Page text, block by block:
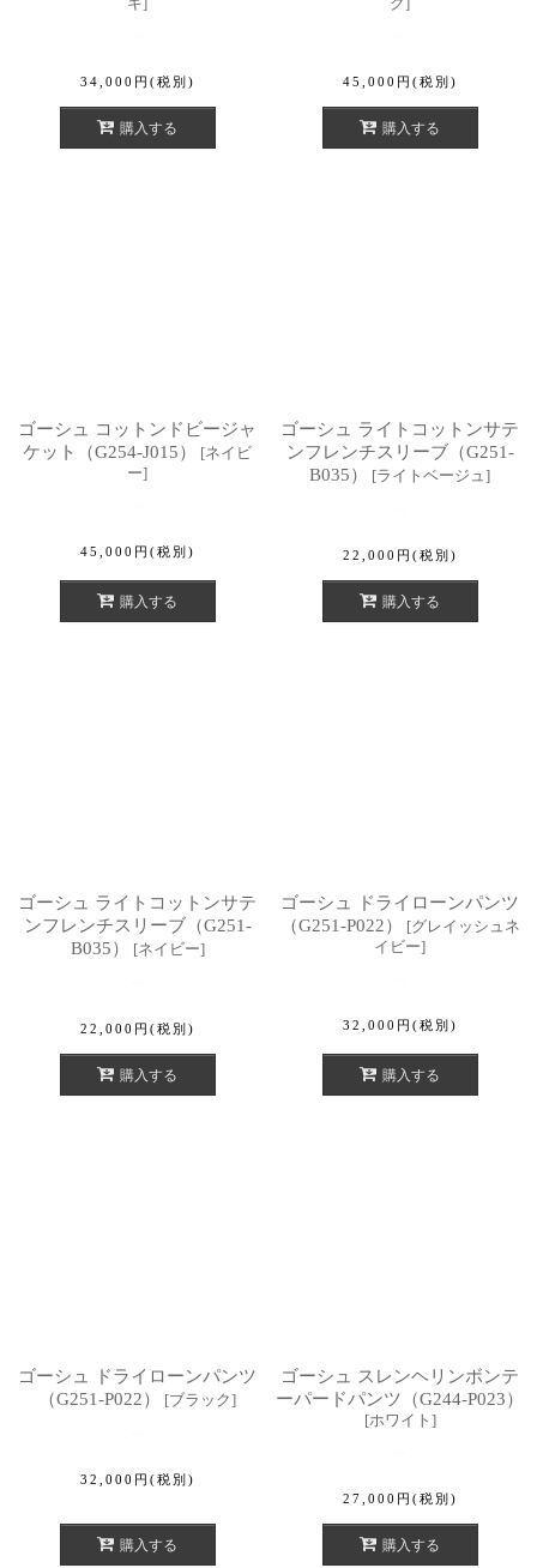
34,000 円 (税別)
購入する
45,000 円 (税別)
購入する
ゴーシュ コットンドビージャ
ケット（G254-J015）
[ネイビ
ー]
45,000 円 (税別)
購入する
ゴーシュ ライトコットンサテ
ンフレンチスリーブ（G251-
B035）
[ライトベージュ]
22,000 円 (税別)
購入する
ゴーシュ ライトコットンサテ
ンフレンチスリーブ（G251-
B035）
[ネイビー]
22,000 円 (税別)
購入する
ゴーシュ ドライローンパンツ
（G251-P022）
[グレイッシュネ
イビー]
32,000 円 (税別)
購入する
ゴーシュ ドライローンパンツ
（G251-P022）
[ブラック]
32,000 円 (税別)
購入する
ゴーシュ スレンヘリンボンテ
ーパードパンツ（G244-P023）
[ホワイト ]
27,000 円 (税別)
購入する